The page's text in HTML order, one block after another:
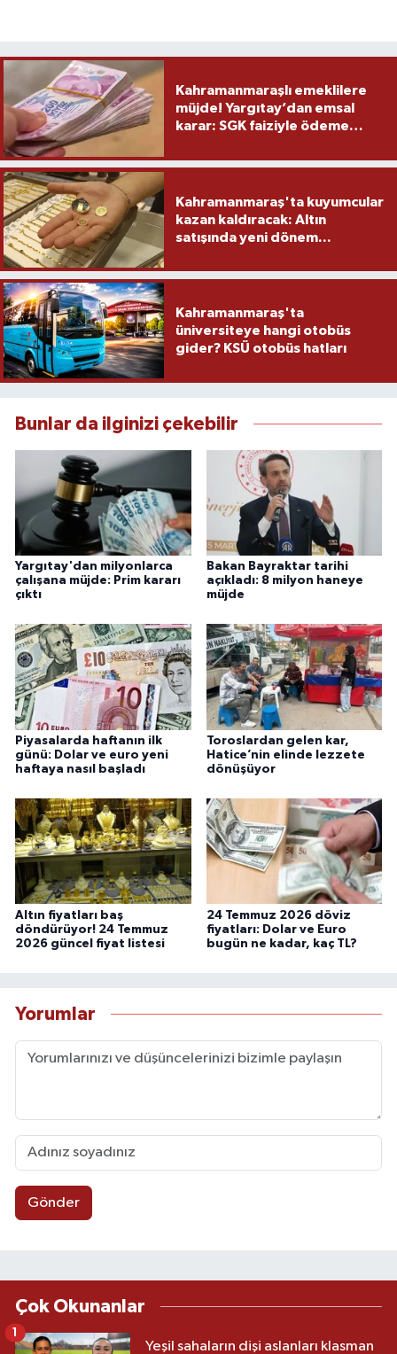
Kahramanmaraşlı emeklilere
müjde! Yargıtay’dan emsal
karar: SGK faiziyle ödeme
Kahramanmaraş'ta kuyumcular
kazan kaldıracak: Altın
satışında yeni dönem...
Kahramanmaraş'ta
üniversiteye hangi otobüs
gider? KSÜ otobüs hatları
Bunlar da ilginizi çekebilir
Yargıtay'dan milyonlarca
çalışana müjde: Prim kararı
çıktı
Bakan Bayraktar tarihi
açıkladı: 8 milyon haneye
müjde
Piyasalarda haftanın ilk
günü: Dolar ve euro yeni
haftaya nasıl başladı
Toroslardan gelen kar,
Hatice’nin elinde lezzete
dönüşüyor
Altın fiyatları baş
döndürüyor! 24 Temmuz
2026 güncel fiyat listesi
24 Temmuz 2026 döviz
fiyatları: Dolar ve Euro
bugün ne kadar, kaç TL?
Yorumlar
Gönder
Çok Okunanlar
Yeşil sahaların dişi aslanları klasman
1